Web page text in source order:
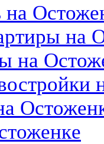
на
на